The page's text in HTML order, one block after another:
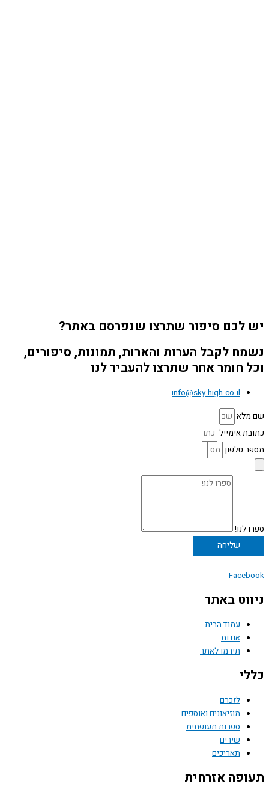
יש לכם סיפור שתרצו שנפרסם באתר?
נשמח לקבל הערות והארות, תמונות, סיפורים,
וכל חומר אחר שתרצו להעביר לנו
info@sky-high.co.il
שם מלא
כתובת אימייל
מספר טלפון
ספרו לנו!
שליחה
Facebook
ניווט באתר
עמוד הבית
אודות
תירמו לאתר
כללי
לזכרם
מוזיאונים ואוספים
ספרות תעופתית
שירים
תאריכים
תעופה אזרחית